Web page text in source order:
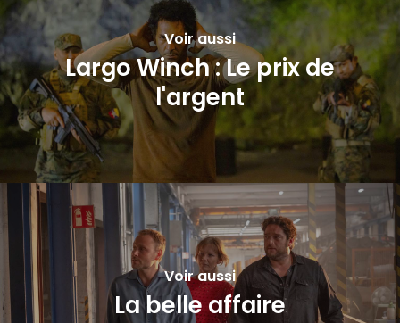
Voir aussi
Largo Winch : Le prix de
l'argent
Voir aussi
La belle affaire